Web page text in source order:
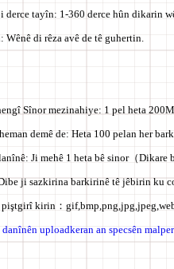
derce tayîn: 1-360 derce hûn dikarin
Wênê di rêza avê de tê guhertin.
Sînor mezinahiye: 1 pel heta
demê de: Heta 100 pelan her
Ji mehê 1 heta bê sinor（Dikare
ji sazkirina barkirinê tê jêbirin ku
piştgirî kirin：
uploadkeran an specsên